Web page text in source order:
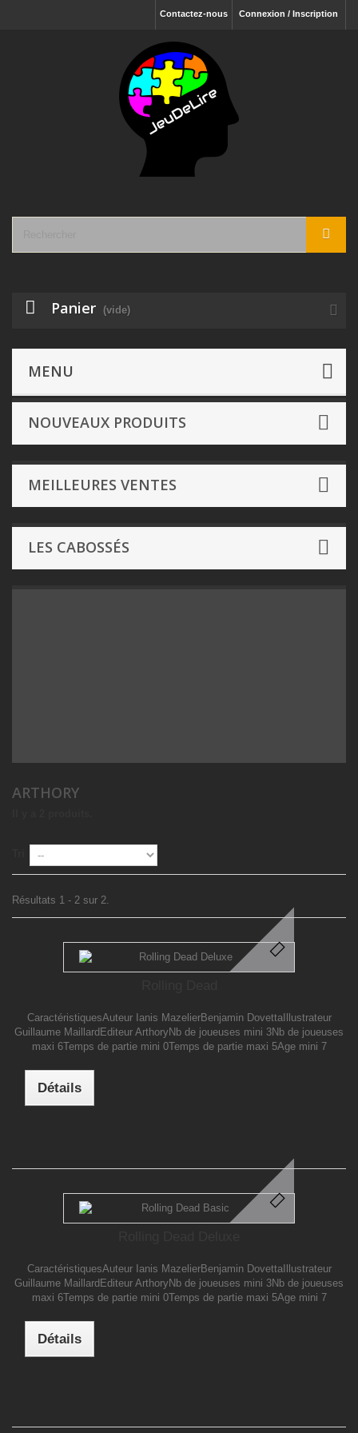
Connexion / Inscription
Contactez-nous
Panier (vide)
MENU
NOUVEAUX PRODUITS
MEILLEURES VENTES
LES CABOSSÉS
ARTHORY
Résultats 1 - 2 sur 2.
CaractéristiquesAuteur Ianis MazelierBenjamin DovettaIllustrateur
Guillaume MaillardEditeur ArthoryNb de joueuses mini 3Nb de joueuses
maxi 6Temps de partie mini 0Temps de partie maxi 5Age mini 7
Détails
CaractéristiquesAuteur Ianis MazelierBenjamin DovettaIllustrateur
Guillaume MaillardEditeur ArthoryNb de joueuses mini 3Nb de joueuses
maxi 6Temps de partie mini 0Temps de partie maxi 5Age mini 7
Détails